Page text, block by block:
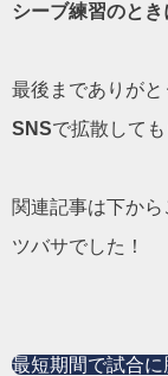
シーブ練習のとき
最後までありがと
SNSで拡散して
関連記事は下から
ツバサでした！
最短期間で試合に